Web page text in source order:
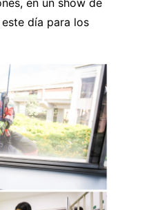
en un show de
día para los